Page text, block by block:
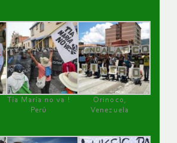
Tía María no va !
Perú
Orinoco,
Venezuela